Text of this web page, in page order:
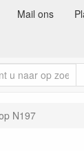
Mail ons
N197